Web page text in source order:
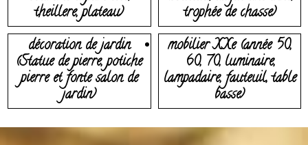
theillere, plateau)
trophée de chasse)
décoration de jardin
(Statue de pierre, potiche
pierre et fonte salon de
jardin)
mobilier XXe (année 50,
60, 70, luminaire,
lampadaire, fauteuil, table
basse)